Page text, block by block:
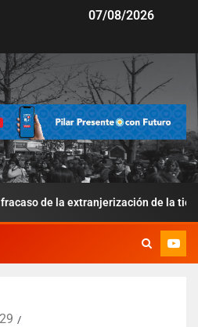
07/08/2026
extranjerización de la tierra
29